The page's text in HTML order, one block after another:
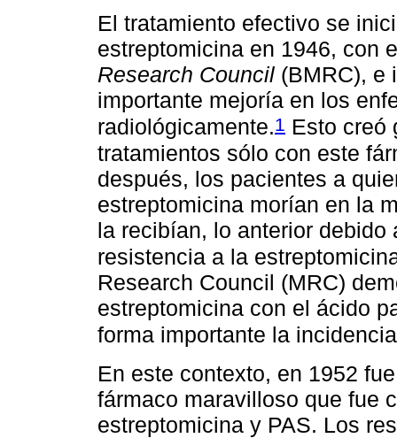
El tratamiento efectivo se
estreptomicina en 1946, con
Research Council (BMRC), e
importante mejoría en los
radiológicamente.1 Esto creó
tratamientos sólo con este
después, los pacientes a
estreptomicina morían en la
la recibían, lo anterior
resistencia a la
Research Council (MRC)
estreptomicina con el ácido
forma importante la
En este contexto, en 1952
fármaco maravilloso que fue
estreptomicina y PAS. Los